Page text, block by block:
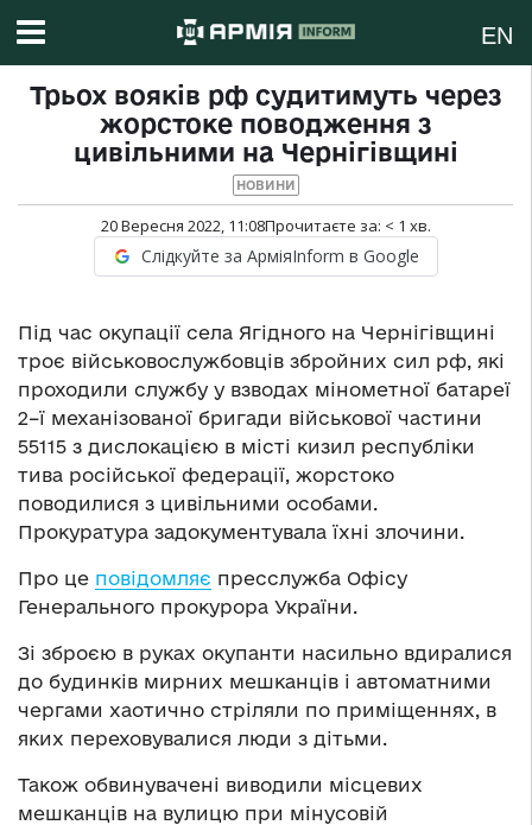
EN
Трьох вояків рф судитимуть через
жорстоке поводження з
цивільними на Чернігівщині
НОВИНИ
20 Вересня 2022, 11:08Прочитаєте за: < 1 хв.
Слідкуйте за АрміяInform в Google
Під час окупації села Ягідного на Чернігівщині
троє військовослужбовців збройних сил рф, які
проходили службу у взводах мінометної батареї
2–ї механізованої бригади військової частини
55115 з дислокацією в місті кизил республіки
тива російської федерації, жорстоко
поводилися з цивільними особами.
Прокуратура задокументувала їхні злочини.
Про це повідомляє пресслужба Офісу
Генерального прокурора України.
Зі зброєю в руках окупанти насильно вдиралися
до будинків мирних мешканців і автоматними
чергами хаотично стріляли по приміщеннях, в
яких переховувалися люди з дітьми.
Також обвинувачені виводили місцевих
мешканців на вулицю при мінусовій